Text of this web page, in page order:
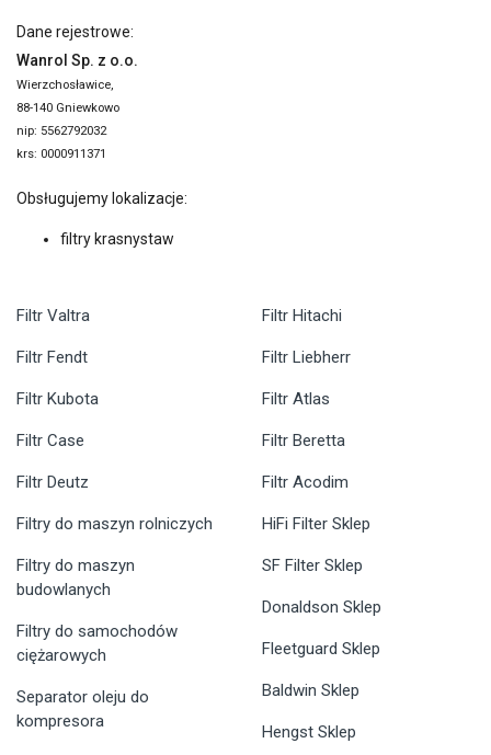
Dane rejestrowe:
Wanrol Sp. z o.o.
Wierzchosławice,
88-140 Gniewkowo
nip: 5562792032
krs: 0000911371
Obsługujemy lokalizacje:
filtry krasnystaw
Filtr Valtra
Filtr Fendt
Filtr Kubota
Filtr Case
Filtr Deutz
Filtr Hitachi
Filtr Liebherr
Filtr Atlas
Filtr Beretta
Filtr Acodim
Filtry do maszyn rolniczych
Filtry do maszyn
budowlanych
Filtry do samochodów
ciężarowych
Separator oleju do
kompresora
HiFi Filter Sklep
SF Filter Sklep
Donaldson Sklep
Fleetguard Sklep
Baldwin Sklep
Hengst Sklep